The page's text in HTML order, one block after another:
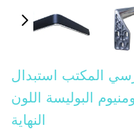
المكتب استبدال
البوليسة اللون
النهاية